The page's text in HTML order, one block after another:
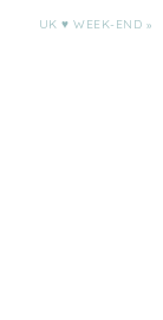
UK ♥ WEEK-END »